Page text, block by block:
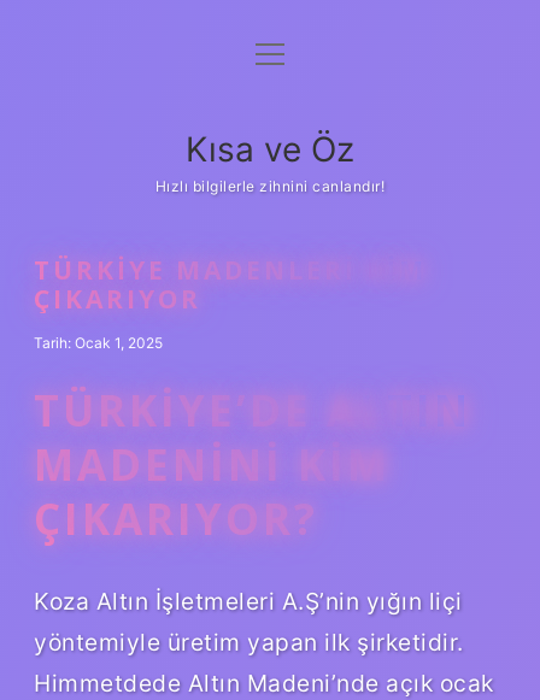
Anasayfa
Yasal Uyarı
menüyü
Kısa ve Öz
Hızlı bilgilerle zihnini canlandır!
TÜRKIYE MADENLERI KIM
ÇIKARIYOR
Tarih: Ocak 1, 2025
TÜRKIYE’DE ALTIN
MADENINI KIM
ÇIKARIYOR?
Koza Altın İşletmeleri A.Ş’nin yığın liçi
yöntemiyle üretim yapan ilk şirketidir.
Himmetdede Altın Madeni’nde açık ocak